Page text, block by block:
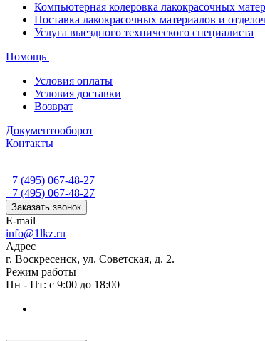
Компьютерная колеровка лакокрасочных
Поставка лакокрасочных материалов и
Услуга выездного технического специалиста
Помощь
Условия оплаты
Условия доставки
Возврат
Документооборот
Контакты
+7 (495) 067-48-27
+7 (495) 067-48-27
Заказать звонок
E-mail
info@1lkz.ru
Адрес
г. Воскресенск, ул. Советская, д. 2.
Режим работы
Пн - Пт: с 9:00 до 18:00